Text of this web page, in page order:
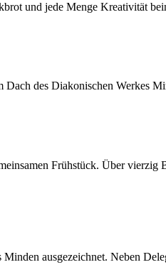
und jede Menge Kreativität
des Diakonischen Werkes
Frühstück. Über vierzig
ausgezeichnet. Neben